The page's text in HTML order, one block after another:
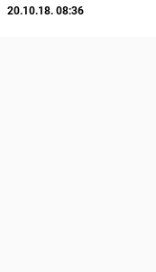
20.10.18. 08:36